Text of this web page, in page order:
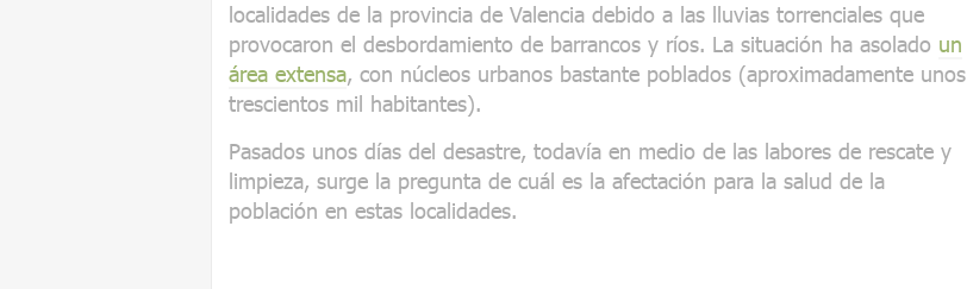
localidades de la provincia de Valencia debido a las lluvias torrenciales que
provocaron el desbordamiento de barrancos y ríos. La situación ha asolado un
área extensa, con núcleos urbanos bastante poblados (aproximadamente unos
trescientos mil habitantes).
Pasados unos días del desastre, todavía en medio de las labores de rescate y
limpieza, surge la pregunta de cuál es la afectación para la salud de la
población en estas localidades.